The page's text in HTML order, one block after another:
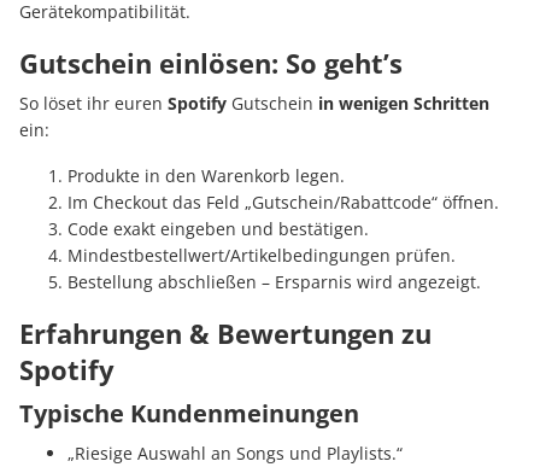
Gerätekompatibilität.
Gutschein einlösen: So geht’s
So löset ihr euren Spotify Gutschein in wenigen Schritten
ein:
Produkte in den Warenkorb legen.
Im Checkout das Feld „Gutschein/Rabattcode“ öffnen.
Code exakt eingeben und bestätigen.
Mindestbestellwert/Artikelbedingungen prüfen.
Bestellung abschließen – Ersparnis wird angezeigt.
Erfahrungen & Bewertungen zu
Spotify
Typische Kundenmeinungen
„Riesige Auswahl an Songs und Playlists.“